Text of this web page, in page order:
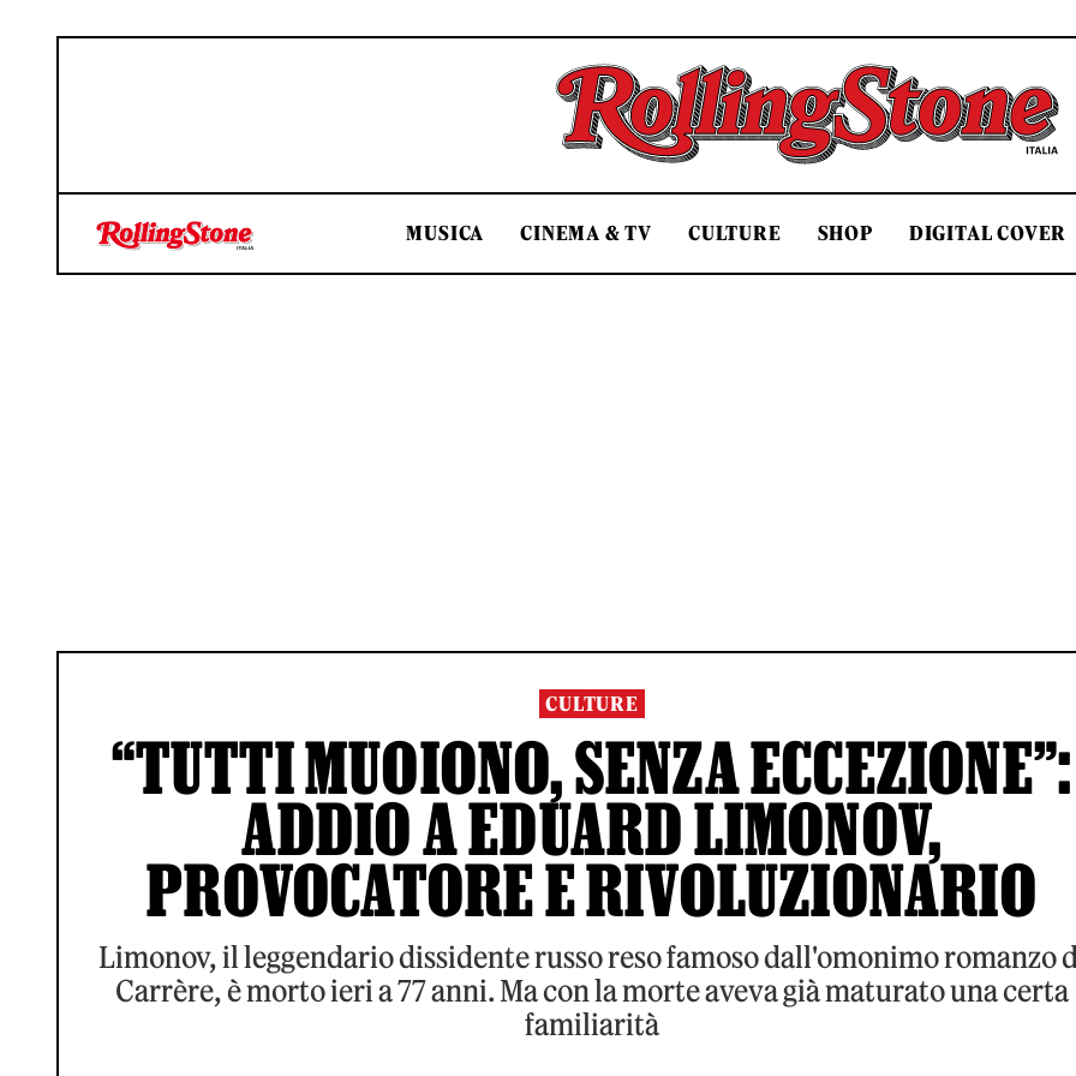
Rolling Stone Italia
MUSICA CINEMA & TV CULTURE SHOP DIGITAL COVER
CULTURE
“TUTTI MUOIONO, SENZA ECCEZIONE”:
ADDIO A EDUARD LIMONOV,
PROVOCATORE E RIVOLUZIONARIO
Limonov, il leggendario dissidente russo reso famoso dall'omonimo romanzo
Carrère, è morto ieri a 77 anni. Ma con la morte aveva già maturato una certa
familiarità